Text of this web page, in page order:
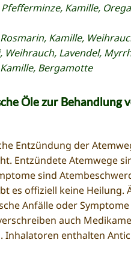
Kamille,
Kamille,
Lavendel,
Bergamotte
Öle zur Behandlung
Entzündung der
Entzündete Atemwege
sind
es offiziell keine Heilung.
Anfälle oder
auch
enthalten